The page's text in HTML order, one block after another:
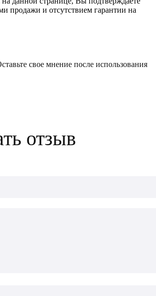
продажи и отсутствием гарантии на
свое мнение после использования
отзыв